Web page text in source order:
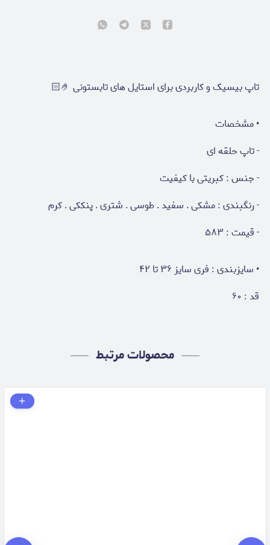
تاپ بیسیک و کاربردی برای استایل های تابستونی 🤌🏻
• مشخصات
- تاپ حلقه ای
- جنس : کبریتی با کیفیت
- رنگبندی : مشکی ‌. سفید . طوسی ‌. شتری . پنککی . کرم
- قیمت : ۵۸۳
• سایزبندی : فری سایز ۳۶ تا ۴۲
قد : ۶۰
محصولات مرتبط